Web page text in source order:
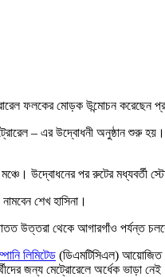
ফলকের মোড়ক উন্মোচন করেছেন
– এর উদ্বোধনী অনুষ্ঠান শুরু হয়।
মঞ্চে। উদ্বোধনের পর রুটের
শেখ হাসিনা।
উত্তরা থেকে আগারগাঁও পর্যন্ত
লিমিটেড (ডিএমটিসিএল) আয়োজিত
জন্য মেট্রোরেলে অর্ধেক ভাড়া